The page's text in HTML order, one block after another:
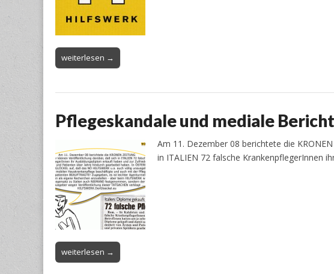
weiterlesen →
Pflegeskandale und mediale
Am 11. Dezember 08 berichtete die
in ITALIEN 72 falsche KrankenpflegerInnen
weiterlesen →